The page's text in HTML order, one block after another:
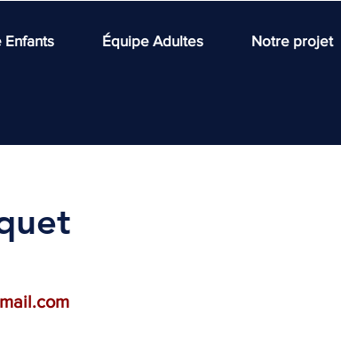
Enfants Équipe Adultes Notre projet